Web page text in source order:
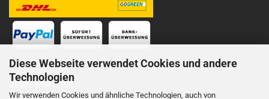
Diese Webseite verwendet Cookies und andere
Technologien
Wir verwenden Cookies und ähnliche Technologien, auch von
DEINE VORTEILE